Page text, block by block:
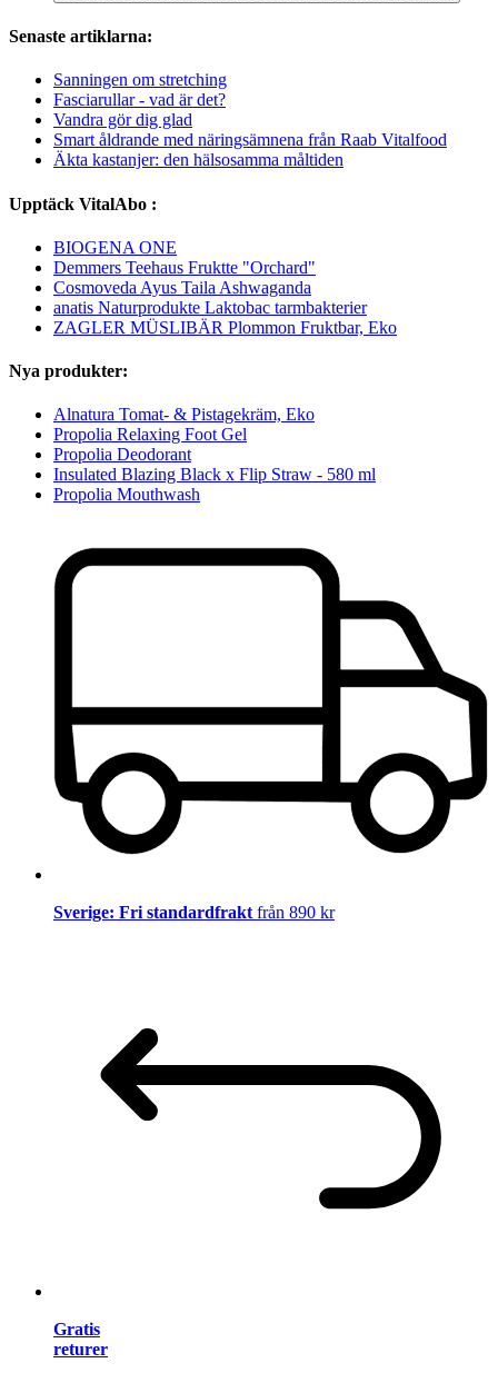
Senaste artiklarna:
Sanningen om stretching
Fasciarullar - vad är det?
Vandra gör dig glad
Smart åldrande med näringsämnena från Raab Vitalfood
Äkta kastanjer: den hälsosamma måltiden
Upptäck VitalAbo :
BIOGENA ONE
Demmers Teehaus Fruktte "Orchard"
Cosmoveda Ayus Taila Ashwaganda
anatis Naturprodukte Laktobac tarmbakterier
ZAGLER MÜSLIBÄR Plommon Fruktbar, Eko
Nya produkter:
Alnatura Tomat- & Pistagekräm, Eko
Propolia Relaxing Foot Gel
Propolia Deodorant
Insulated Blazing Black x Flip Straw - 580 ml
Propolia Mouthwash
Sverige: Fri standardfrakt från 890 kr
Gratis
returer